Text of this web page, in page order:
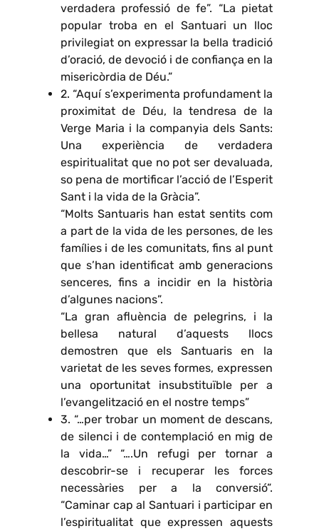
verdadera professió de fe”. “La pietat
popular troba en el Santuari un lloc
privilegiat on expressar la bella tradició
d’oració, de devoció i de confiança en la
misericòrdia de Déu.”
2. “Aquí s’experimenta profundament la
proximitat de Déu, la tendresa de la
Verge Maria i la companyia dels Sants:
Una experiència de verdadera
espiritualitat que no pot ser devaluada,
so pena de mortificar l’acció de l’Esperit
Sant i la vida de la Gràcia”.
“Molts Santuaris han estat sentits com
a part de la vida de les persones, de les
famílies i de les comunitats, fins al punt
que s’han identificat amb generacions
senceres, fins a incidir en la història
d’algunes nacions”.
“La gran afluència de pelegrins, i la
bellesa natural d’aquests llocs
demostren que els Santuaris en la
varietat de les seves formes, expressen
una oportunitat insubstituïble per a
l’evangelització en el nostre temps”
3. “…per trobar un moment de descans,
de silenci i de contemplació en mig de
la vida…” “….Un refugi per tornar a
descobrir-se i recuperar les forces
necessàries per a la conversió”.
“Caminar cap al Santuari i participar en
l’espiritualitat que expressen aquests